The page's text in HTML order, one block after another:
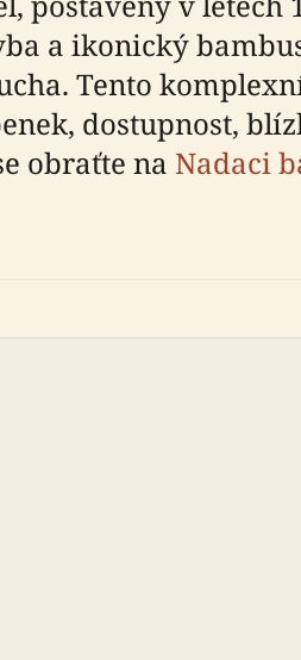
a ikonický
Tento
dostupnost,
obraťte na Nadaci